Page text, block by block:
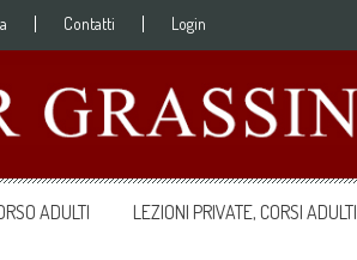
Contatti Login
ADULTI LEZIONI PRIVATE, CORSI ADULTI